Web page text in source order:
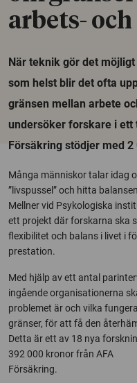
arbets-
När teknik gör det
som helst blir det ofta
gränsen mellan arbete
undersöker forskare i ett
Försäkring stödjer med 2
Många människor talar idag
”livspussel” och hitta
Mellner vid Psykologiska
ett projekt där forskarna ska
flexibilitet och balans i livet i
prestation.
Med hjälp av ett antal
ingående organisationerna
problemet är och vilka
gränser, för att få den
Detta är ett av 18 nya
392 000 kronor från AFA
Försäkring.